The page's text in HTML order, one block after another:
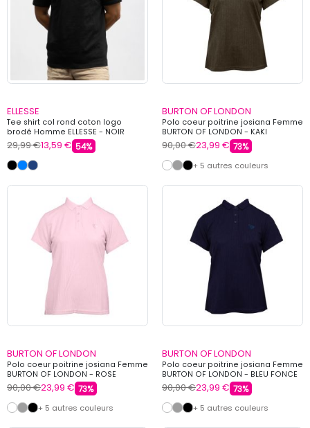
ELLESSE
Tee shirt col rond coton logo
brodé Homme ELLESSE - NOIR
29,99 €13,59 € 54%
BURTON OF LONDON
Polo coeur poitrine josiana Femme
BURTON OF LONDON - KAKI
90,00 €23,99 € 73%
+ 5 autres couleurs
BURTON OF LONDON
Polo coeur poitrine josiana Femme
BURTON OF LONDON - ROSE
90,00 €23,99 € 73%
+ 5 autres couleurs
BURTON OF LONDON
Polo coeur poitrine josiana Femme
BURTON OF LONDON - BLEU FONCE
90,00 €23,99 € 73%
+ 5 autres couleurs